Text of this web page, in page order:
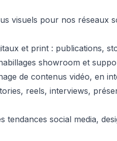
visuels pour nos réseaux
et print : publications,
showroom et
de contenus vidéo, en
reels, interviews,
tendances social media,